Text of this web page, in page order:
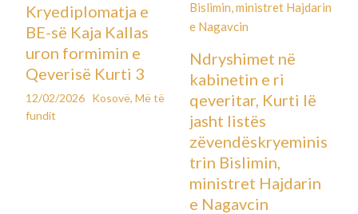
Kryediplomatja e
BE-së Kaja Kallas
uron formimin e
Qeverisë Kurti 3
12/02/2026 Kosovë,Më të
fundit
Ndryshimet në
kabinetin e ri
qeveritar, Kurti lë
jasht listës
zëvendëskryeminis
trin Bislimin,
ministret Hajdarin
e Nagavcin